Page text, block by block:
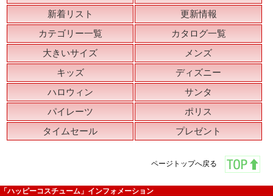
新着リスト
更新情報
カテゴリー一覧
カタログ一覧
大きいサイズ
メンズ
キッズ
ディズニー
ハロウィン
サンタ
パイレーツ
ポリス
タイムセール
プレゼント
ページトップへ戻る
「ハッピーコスチューム」インフォメーション